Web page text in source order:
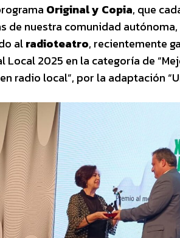
Original y Copia, que
de nuestra comunidad
alradioteatro, recientemente
Local 2025 en la categoría de
radio local”, por la adaptación